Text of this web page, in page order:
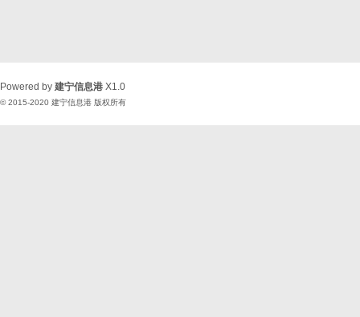
Powered by 建宁信息港 X1.0
© 2015-2020 建宁信息港 版权所有